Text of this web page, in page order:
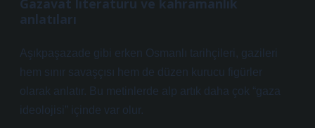
Gazavat literatürü ve kahramanlık
anlatıları
Aşıkpaşazade gibi erken Osmanlı tarihçileri, gazileri
hem sınır savaşçısı hem de düzen kurucu figürler
olarak anlatır. Bu metinlerde alp artık daha çok “gaza
ideolojisi” içinde var olur.